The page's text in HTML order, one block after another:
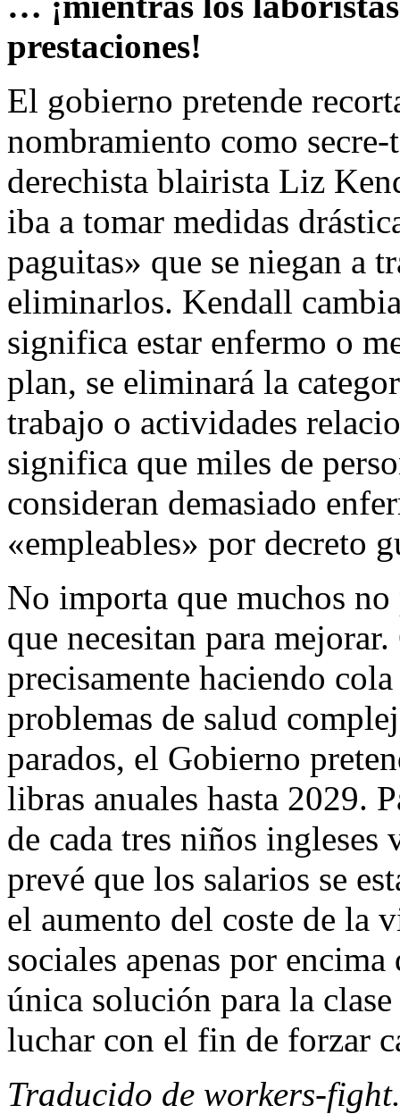
prestaciones!
El gobierno pretende
nombramiento como
derechista blairista Liz
iba a tomar medidas
paguitas» que se niegan a
eliminarlos. Kendall
significa estar enfermo o
plan, se eliminará la
trabajo o actividades
significa que miles de
consideran demasiado
«empleables» por decreto
No importa que muchos no
que necesitan para
precisamente haciendo
problemas de salud
parados, el Gobierno
libras anuales hasta 2029.
de cada tres niños ingleses
prevé que los salarios se
el aumento del coste de la
sociales apenas por
única solución para la
luchar con el fin de forzar
Traducido de workers-